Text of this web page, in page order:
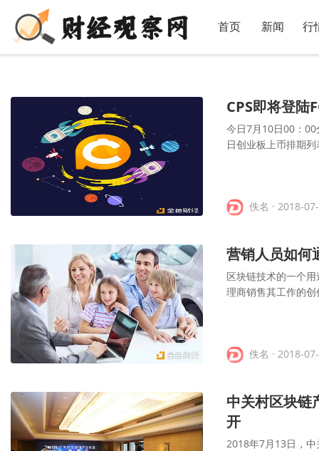
首页 新闻 行
CPS即将登陆
今日7月10日00：
日创业板上币排期列
佚名 · 2018-
营销人员如何
区块链技术的一个
理商销售其工作的
佚名 · 2018-
中关村区块链
开
2018年7月13日，